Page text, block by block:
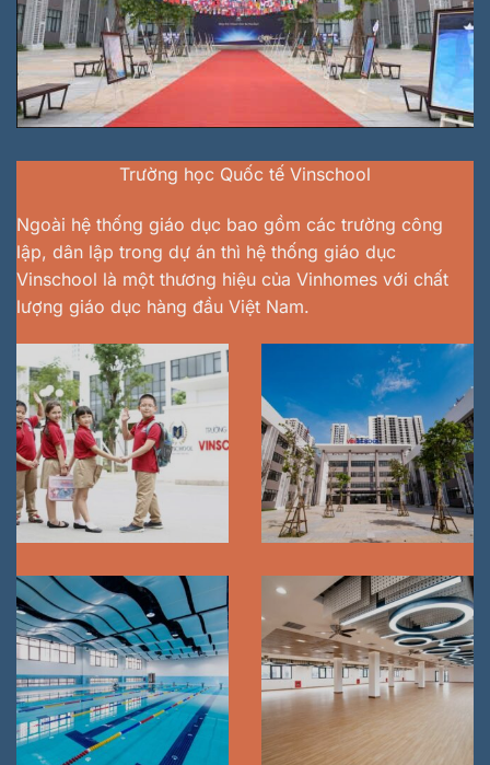
Trường học Quốc tế Vinschool
Ngoài hệ thống giáo dục bao gồm các trường công
lập, dân lập trong dự án thì hệ thống giáo dục
Vinschool là một thương hiệu của Vinhomes với chất
lượng giáo dục hàng đầu Việt Nam.